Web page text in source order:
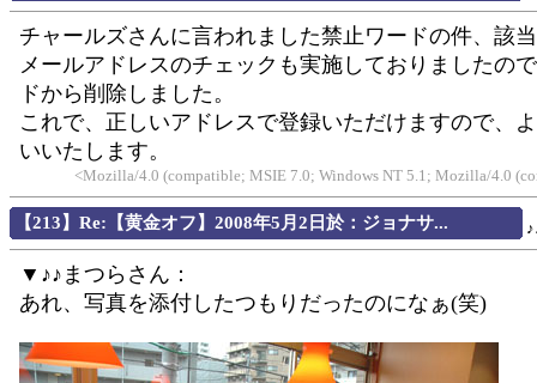
チャールズさんに言われました禁止ワードの件、該
メールアドレスのチェックも実施しておりましたの
ドから削除しました。
これで、正しいアドレスで登録いただけますので、
いいたします。
<Mozilla/4.0 (compatible; MSIE 7.0; Windows NT 5.1; Mozilla/4.0
【213】Re:【黄金オフ】2008年5月2日於：ジョナサ...
▼♪♪まつらさん：
あれ、写真を添付したつもりだったのになぁ(笑)